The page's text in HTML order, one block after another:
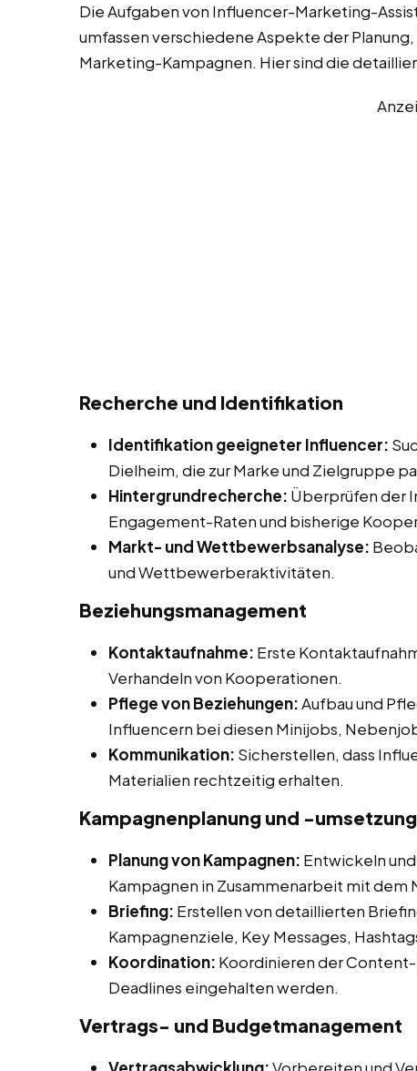
Die Aufgaben von Influencer-Marketing-
umfassen verschiedene Aspekte der
Marketing-Kampagnen. Hier sind die
Recherche und Identifikation
Identifikation geeigneter Influencer:
Dielheim, die zur Marke und Zielgruppe
Hintergrundrecherche: Überprüfen der
Engagement-Raten und bisherige
Markt- und Wettbewerbsanalyse:
und Wettbewerberaktivitäten.
Beziehungsmanagement
Kontaktaufnahme: Erste
Verhandeln von Kooperationen.
Pflege von Beziehungen:Aufbau und
Influencern bei diesen Minijobs,
Kommunikation: Sicherstellen, dass
Materialien rechtzeitig erhalten.
Kampagnenplanung und -
Planung von Kampagnen: Entwickeln
Kampagnen in Zusammenarbeit mit dem
Briefing: Erstellen von detaillierten
Kampagnenziele, Key Messages,
Koordination: Koordinieren der
Deadlines eingehalten werden.
Vertrags- und Budgetmanagement